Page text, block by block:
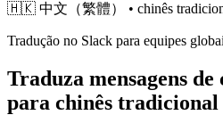
🇭🇰 中文（繁體） • chinês
Tradução no Slack para equipes
Traduza mensagens de
para chinês tradicional